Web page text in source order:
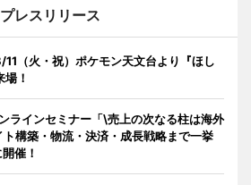
プレスリリース
11（火・祝）ポケモン天文台より『ほし
！
ラインセミナー「\売上の次なる柱は海外
構築・物流・決済・成長戦略まで一挙
催！